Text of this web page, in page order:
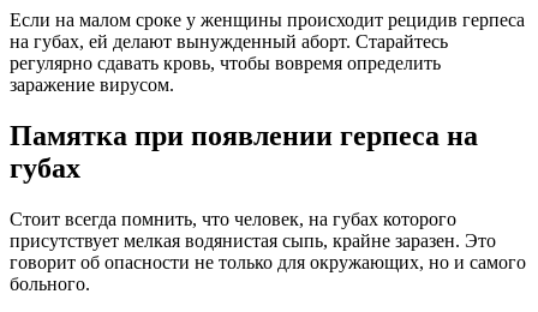
Если на малом сроке у женщины происходит рецидив герпеса
на губах, ей делают вынужденный аборт. Старайтесь
регулярно сдавать кровь, чтобы вовремя определить
заражение вирусом.
Памятка при появлении герпеса на
губах
Стоит всегда помнить, что человек, на губах которого
присутствует мелкая водянистая сыпь, крайне заразен. Это
говорит об опасности не только для окружающих, но и самого
больного.